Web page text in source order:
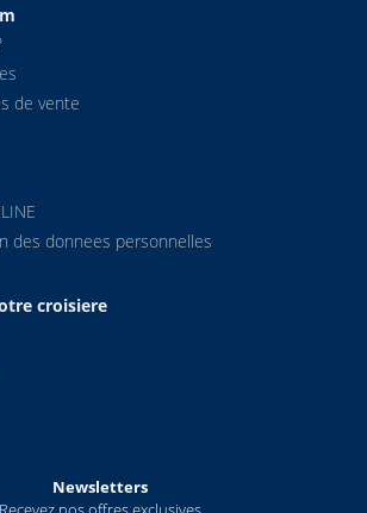
de vente
des donnees personnelles
croisiere
Newsletters